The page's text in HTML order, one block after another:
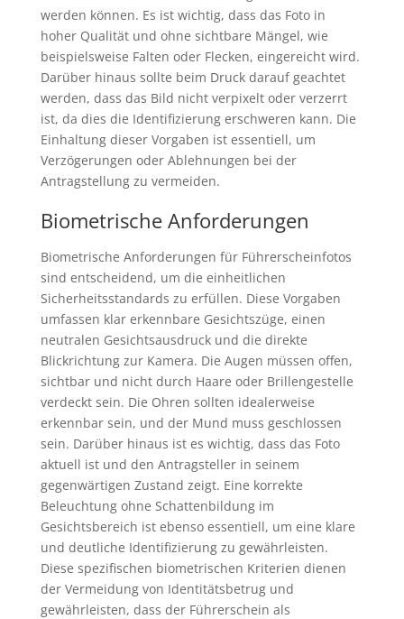
werden können. Es ist wichtig, dass das Foto in
hoher Qualität und ohne sichtbare Mängel, wie
beispielsweise Falten oder Flecken, eingereicht wird.
Darüber hinaus sollte beim Druck darauf geachtet
werden, dass das Bild nicht verpixelt oder verzerrt
ist, da dies die Identifizierung erschweren kann. Die
Einhaltung dieser Vorgaben ist essentiell, um
Verzögerungen oder Ablehnungen bei der
Antragstellung zu vermeiden.
Biometrische Anforderungen
Biometrische Anforderungen für Führerscheinfotos
sind entscheidend, um die einheitlichen
Sicherheitsstandards zu erfüllen. Diese Vorgaben
umfassen klar erkennbare Gesichtszüge, einen
neutralen Gesichtsausdruck und die direkte
Blickrichtung zur Kamera. Die Augen müssen offen,
sichtbar und nicht durch Haare oder Brillengestelle
verdeckt sein. Die Ohren sollten idealerweise
erkennbar sein, und der Mund muss geschlossen
sein. Darüber hinaus ist es wichtig, dass das Foto
aktuell ist und den Antragsteller in seinem
gegenwärtigen Zustand zeigt. Eine korrekte
Beleuchtung ohne Schattenbildung im
Gesichtsbereich ist ebenso essentiell, um eine klare
und deutliche Identifizierung zu gewährleisten.
Diese spezifischen biometrischen Kriterien dienen
der Vermeidung von Identitätsbetrug und
gewährleisten, dass der Führerschein als